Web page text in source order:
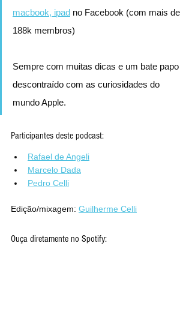
macbook, ipad no Facebook (com mais de
188k membros)
Sempre com muitas dicas e um bate papo
descontraído com as curiosidades do
mundo Apple.
Participantes deste podcast:
Rafael de Angeli
Marcelo Dada
Pedro Celli
Edição/mixagem: Guilherme Celli
Ouça diretamente no Spotify: